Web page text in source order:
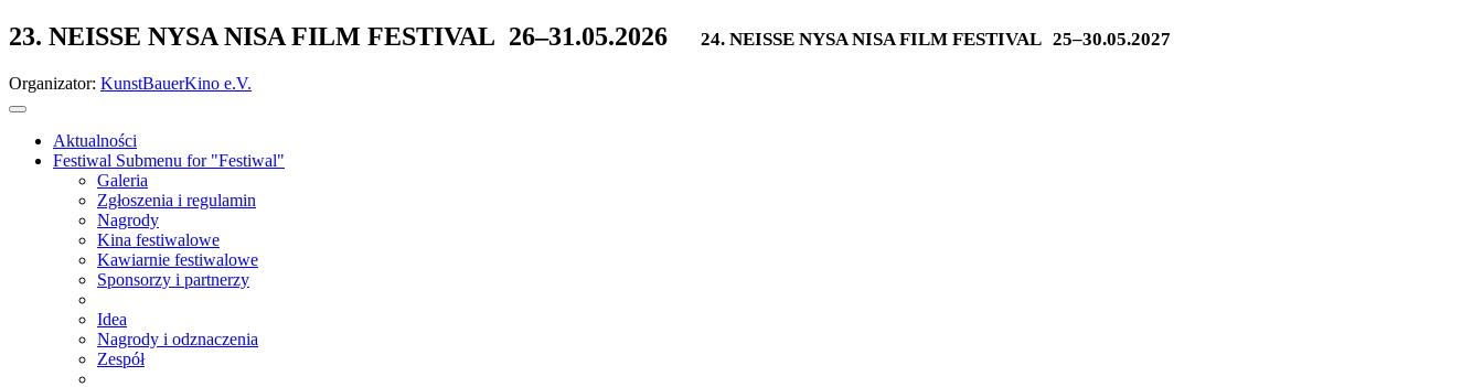
23. NEISSE NYSA NISA FILM FESTIVAL 26–31.05.2026 24. NEISSE NYSA NISA FILM FESTIVAL 25–30.05.2027
Organizator: KunstBauerKino e.V.
Aktualności
Festiwal Submenu for "Festiwal"
Galeria
Zgłoszenia i regulamin
Nagrody
Kina festiwalowe
Kawiarnie festiwalowe
Sponsorzy i partnerzy
Idea
Nagrody i odznaczenia
Zespół